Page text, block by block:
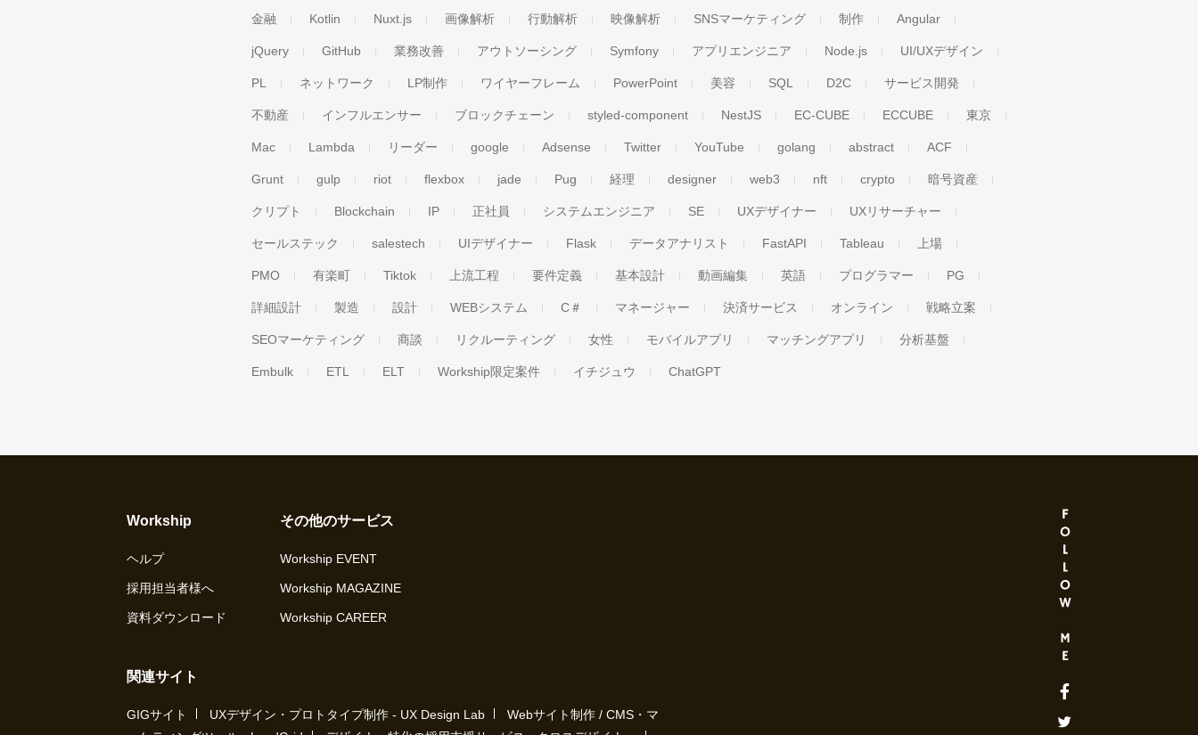
金融 Kotlin Nuxt.js 画像解析 行動解析 映像解析 SNSマーケティング 制作 Angular
jQuery GitHub 業務改善 アウトソーシング Symfony アプリエンジニア Node.js UI/UXデザイン
PL ネットワーク LP制作 ワイヤーフレーム PowerPoint 美容 SQL D2C サービス開発
不動産 インフルエンサー ブロックチェーン styled-component NestJS EC-CUBE ECCUBE 東京
Mac Lambda リーダー google Adsense Twitter YouTube golang abstract ACF
Grunt gulp riot flexbox jade Pug 経理 designer web3 nft crypto 暗号資産
クリプト Blockchain IP 正社員 システムエンジニア SE UXデザイナー UXリサーチャー
セールステック salestech UIデザイナー Flask データアナリスト FastAPI Tableau 上場
PMO 有楽町 Tiktok 上流工程 要件定義 基本設計 動画編集 英語 プログラマー PG
詳細設計 製造 設計 WEBシステム C＃ マネージャー 決済サービス オンライン 戦略立案
SEOマーケティング 商談 リクルーティング 女性 モバイルアプリ マッチングアプリ 分析基盤
Embulk ETL ELT Workship限定案件 イチジュウ ChatGPT
Workship
ヘルプ
採用担当者様へ
資料ダウンロード
その他のサービス
Workship EVENT
Workship MAGAZINE
Workship CAREER
関連サイト
GIGサイト UXデザイン・プロトタイプ制作 - UX Design Lab
Webサイト制作 / CMS・マ